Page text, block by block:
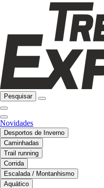
Pesquisar
Novidades
Desportos de Inverno
Caminhadas
Trail running
Corrida
Escalada / Montanhismo
Aquático